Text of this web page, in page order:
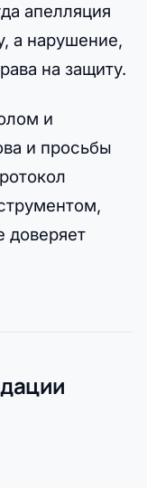
апелляция
а нарушение,
на защиту.
и
и просьбы
доверяет